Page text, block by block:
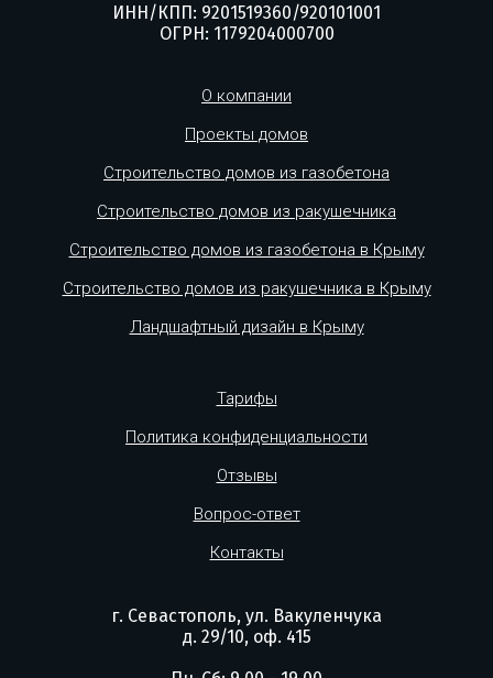
ИНН/КПП: 9201519360/920101001
ОГРН: 1179204000700
О компании
Проекты домов
Строительство домов из газобетона
Строительство домов из ракушечника
Строительство домов из газобетона в Крыму
Строительство домов из ракушечника в Крыму
Ландшафтный дизайн в Крыму
Тарифы
Политика конфиденциальности
Отзывы
Вопрос-ответ
Контакты
г. Севастополь, ул. Вакуленчука
д. 29/10, оф. 415